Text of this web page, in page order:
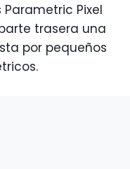
Parametric Pixel
trasera una
por pequeños